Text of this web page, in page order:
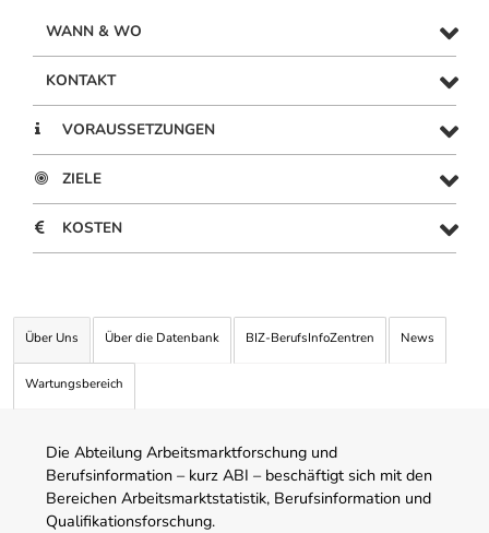
WANN & WO
KONTAKT
VORAUSSETZUNGEN
ZIELE
KOSTEN
Über Uns Über die Datenbank BIZ-BerufsInfoZentren News
Wartungsbereich
Die Abteilung Arbeitsmarktforschung und
Berufsinformation – kurz ABI – beschäftigt sich mit den
Bereichen Arbeitsmarktstatistik, Berufsinformation und
Qualifikationsforschung.